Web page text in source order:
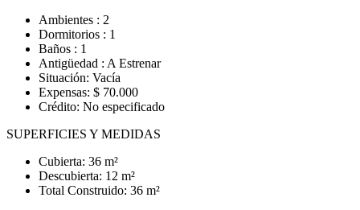
Ambientes : 2
Dormitorios : 1
Baños : 1
Antigüedad : A Estrenar
Situación: Vacía
Expensas: $ 70.000
Crédito: No especificado
SUPERFICIES Y MEDIDAS
Cubierta: 36 m²
Descubierta: 12 m²
Total Construido: 36 m²